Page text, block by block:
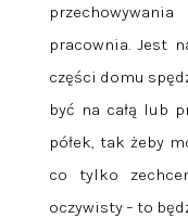
pracownia. Jest
części domu
być na całą lub
półek, tak żeby
co tylko
oczywisty – to